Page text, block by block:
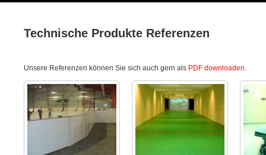
Technische Produkte Referenzen
Unsere Referenzen können Sie sich auch gern als PDF downloaden.